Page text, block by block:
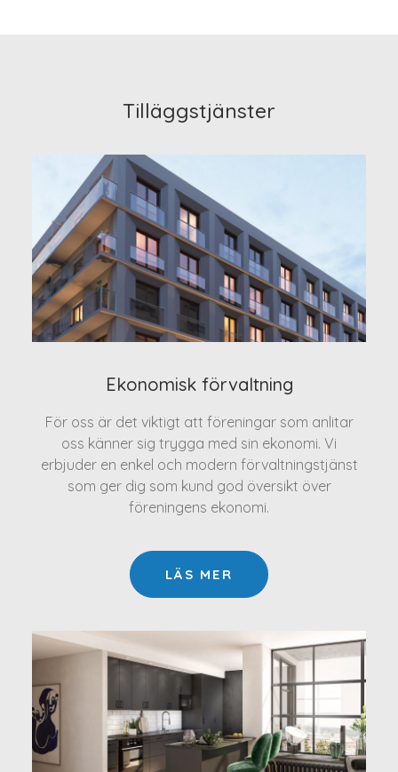
Tilläggstjänster
Ekonomisk förvaltning
För oss är det viktigt att föreningar som anlitar
oss känner sig trygga med sin ekonomi. Vi
erbjuder en enkel och modern förvaltningstjänst
som ger dig som kund god översikt över
föreningens ekonomi.
LÄS MER